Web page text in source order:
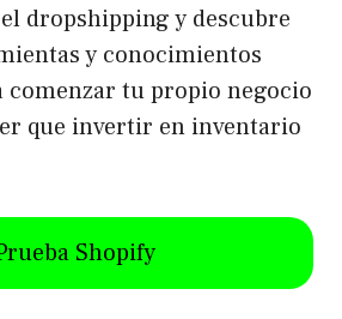
dropshipping y descubre
y conocimientos
comenzar tu propio negocio
que invertir en inventario
Shopify